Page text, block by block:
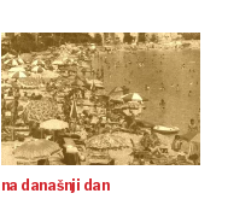
na današnji dan